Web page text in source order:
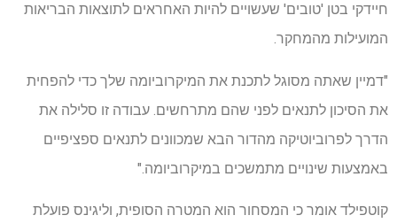
חיידקי בטן 'טובים' שעשויים להיות האחראים לתוצאות הבריאות
המועילות מהמחקר.
"דמיין שאתה מסוגל לתכנת את המיקרוביומה שלך כדי להפחית
את הסיכון לתנאים לפני שהם מתרחשים. עבודה זו סלילה את
הדרך לפרוביוטיקה מהדור הבא שמכוונים לתנאים ספציפיים
באמצעות שינויים מתמשכים במיקרוביומה."
קוטפילד אומר כי המסחור הוא המטרה הסופית, וליגינס פועלת